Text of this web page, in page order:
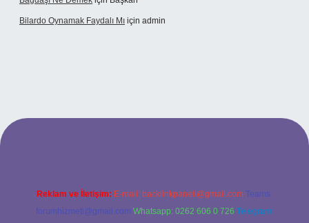
Bilardo Oynamak Faydalı Mı için admin
bahis sitesi
Reklam ve İletişim: E-mail: backlinkpaneli@gmail.com Teams:
forumhizmeti@gmail.com Whatsapp: 0262 606 0 726 Telegram: